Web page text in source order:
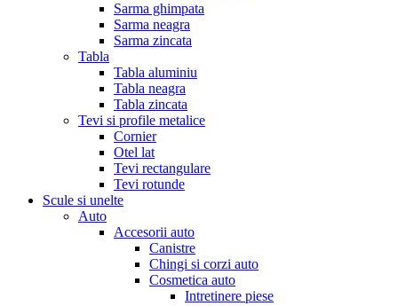
Sarma ghimpata
Sarma neagra
Sarma zincata
Tabla
Tabla aluminiu
Tabla neagra
Tabla zincata
Tevi si profile metalice
Cornier
Otel lat
Tevi rectangulare
Tevi rotunde
Scule si unelte
Auto
Accesorii auto
Canistre
Chingi si corzi auto
Cosmetica auto
Intretinere piese